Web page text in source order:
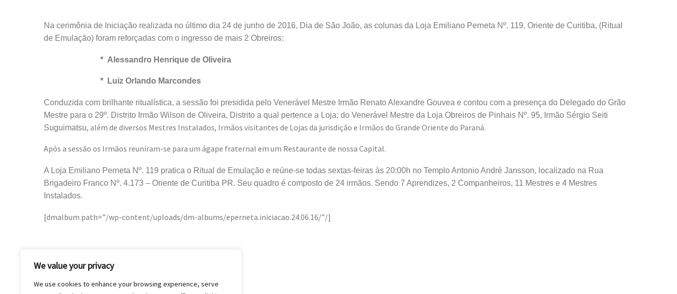
We value your privacy
We use cookies to enhance your browsing experience, serve
Na cerimônia de Iniciação realizada no último dia 24 de junho de 2016, Dia de São João, as colunas da Loja Emiliano Perneta Nº. 119, Oriente de Curitiba, (Ritual
de Emulação) foram reforçadas com o ingresso de mais 2 Obreiros:
* Alessandro Henrique de Oliveira
* Luiz Orlando Marcondes
Conduzida com brilhante ritualística, a sessão foi presidida pelo Venerável Mestre Irmão Renato Alexandre Gouvea e contou com a presença do Delegado do Grão
Mestre para o 29º. Distrito Irmão Wilson de Oliveira, Distrito a qual pertence a Loja; do Venerável Mestre da Loja Obreiros de Pinhais Nº. 95, Irmão Sérgio Seiti
Suguimatsu, além de diversos Mestres Instalados, Irmãos visitantes de Lojas da jurisdição e Irmãos do Grande Oriente do Paraná.
Após a sessão os Irmãos reuniram-se para um ágape fraternal em um Restaurante de nossa Capital.
A Loja Emiliano Perneta Nº. 119 pratica o Ritual de Emulação e reúne-se todas sextas-feiras às 20:00h no Templo Antonio André Jansson, localizado na Rua
Brigadeiro Franco Nº. 4.173 – Oriente de Curitiba PR. Seu quadro é composto de 24 irmãos. Sendo 7 Aprendizes, 2 Companheiros, 11 Mestres e 4 Mestres
Instalados.
[dmalbum path=”/wp-content/uploads/dm-albums/eperneta.iniciacao.24.06.16/”/]